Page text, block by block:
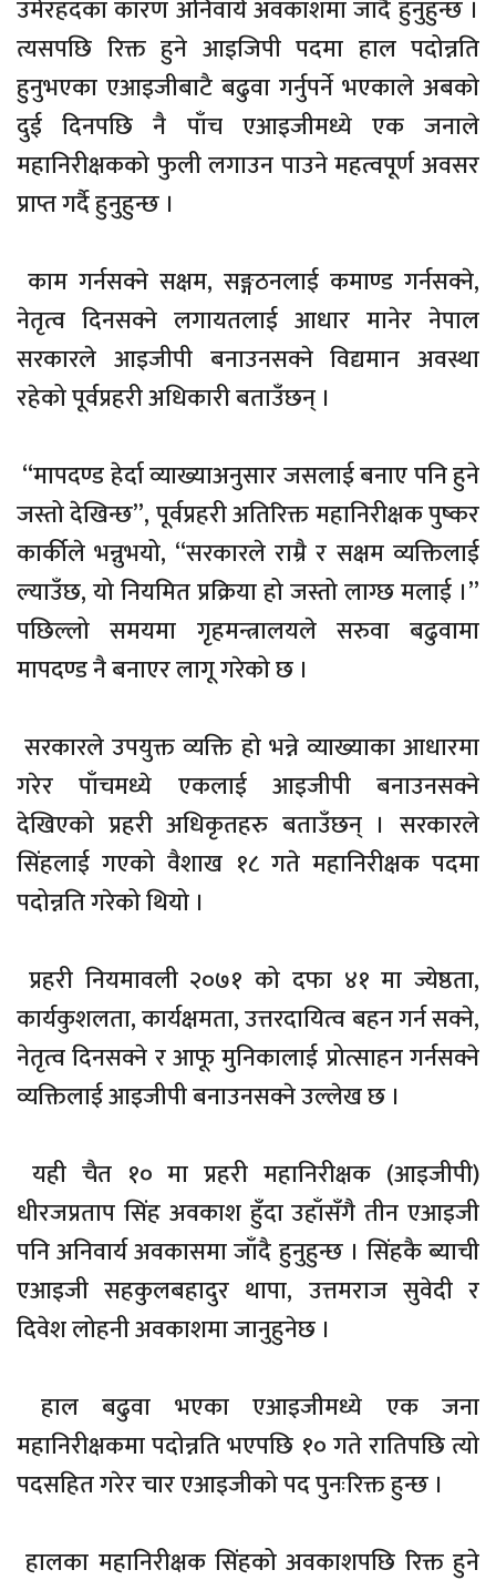
उमेरहदका कारण अनिवार्य अवकाशमा जाँदै हुनुहुन्छ ।
त्यसपछि रिक्त हुने आइजिपी पदमा हाल पदोन्नति
हुनुभएका एआइजीबाटै बढुवा गर्नुपर्ने भएकाले अबको
दुई दिनपछि नै पाँच एआइजीमध्ये एक जनाले
महानिरीक्षकको फुली लगाउन पाउने महत्वपूर्ण अवसर
प्राप्त गर्दै हुनुहुन्छ ।
काम गर्नसक्ने सक्षम, सङ्गठनलाई कमाण्ड गर्नसक्ने,
नेतृत्व दिनसक्ने लगायतलाई आधार मानेर नेपाल
सरकारले आइजीपी बनाउनसक्ने विद्यमान अवस्था
रहेको पूर्वप्रहरी अधिकारी बताउँछन् ।
“मापदण्ड हेर्दा व्याख्याअनुसार जसलाई बनाए पनि हुने
जस्तो देखिन्छ”, पूर्वप्रहरी अतिरिक्त महानिरीक्षक पुष्कर
कार्कीले भन्नुभयो, “सरकारले राम्रै र सक्षम व्यक्तिलाई
ल्याउँछ, यो नियमित प्रक्रिया हो जस्तो लाग्छ मलाई ।”
पछिल्लो समयमा गृहमन्त्रालयले सरुवा बढुवामा
मापदण्ड नै बनाएर लागू गरेको छ ।
सरकारले उपयुक्त व्यक्ति हो भन्ने व्याख्याका आधारमा
गरेर पाँचमध्ये एकलाई आइजीपी बनाउनसक्ने
देखिएको प्रहरी अधिकृतहरु बताउँछन् । सरकारले
सिंहलाई गएको वैशाख १८ गते महानिरीक्षक पदमा
पदोन्नति गरेको थियो ।
प्रहरी नियमावली २०७१ को दफा ४१ मा ज्येष्ठता,
कार्यकुशलता, कार्यक्षमता, उत्तरदायित्व बहन गर्न सक्ने,
नेतृत्व दिनसक्ने र आफू मुनिकालाई प्रोत्साहन गर्नसक्ने
व्यक्तिलाई आइजीपी बनाउनसक्ने उल्लेख छ ।
यही चैत १० मा प्रहरी महानिरीक्षक (आइजीपी)
धीरजप्रताप सिंह अवकाश हुँदा उहाँसँगै तीन एआइजी
पनि अनिवार्य अवकासमा जाँदै हुनुहुन्छ । सिंहकै ब्याची
एआइजी सहकुलबहादुर थापा, उत्तमराज सुवेदी र
दिवेश लोहनी अवकाशमा जानुहुनेछ ।
हाल बढुवा भएका एआइजीमध्ये एक जना
महानिरीक्षकमा पदोन्नति भएपछि १० गते रातिपछि त्यो
पदसहित गरेर चार एआइजीको पद पुनःरिक्त हुन्छ ।
हालका महानिरीक्षक सिंहको अवकाशपछि रिक्त हुने